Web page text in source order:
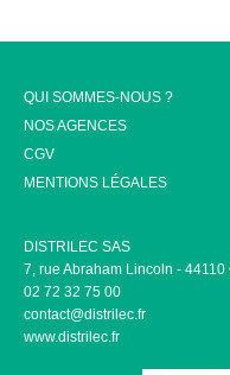
QUI SOMMES-NOUS ?
NOS AGENCES
CGV
MENTIONS LÉGALES
DISTRILEC SAS
7, rue Abraham Lincoln - 44110
02 72 32 75 00
contact@distrilec.fr
www.distrilec.fr